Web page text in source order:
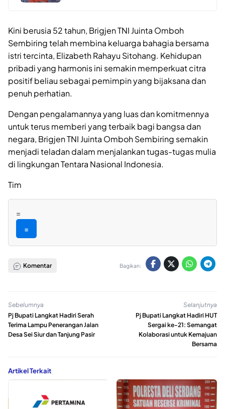
Kini berusia 52 tahun, Brigjen TNI Juinta Omboh
Sembiring telah membina keluarga bahagia bersama
istri tercinta, Elizabeth Rahayu Sitohang. Kehidupan
pribadi yang harmonis ini semakin memperkuat citra
positif beliau sebagai pemimpin yang bijaksana dan
penuh perhatian.
Dengan pengalamannya yang luas dan komitmennya
untuk terus memberi yang terbaik bagi bangsa dan
negara, Brigjen TNI Juinta Omboh Sembiring semakin
menjadi teladan dalam menjalankan tugas-tugas mulia
di lingkungan Tentara Nasional Indonesia.
Tim
=
=
Komentar Bagikan:
Sebelumnya
Pj Bupati Langkat Hadiri Serah
Terima Lampu Penerangan Jalan
Desa Sei Siur dan Tanjung Pasir
Selanjutnya
Pj Bupati Langkat Hadiri HUT
Sergai ke-21: Semangat
Kolaborasi untuk Kemajuan
Bersama
Artikel Terkait